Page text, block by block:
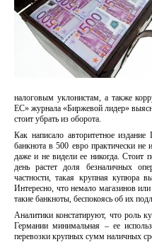
налоговым уклонистам, а также
ЕС» журнала «Биржевой лидер»
стоит убрать из оборота.
Как написало авторитетное
банкнота в 500 евро практически не
даже и не видели ее никогда. Стоит
день растет доля безналичных
частности, такая крупная купюра
Интересно, что немало магазинов
такие банкноты, беспокоясь об их
Аналитики констатируют, что роль
Германии минимальная – ее
перевозки крупных сумм наличных